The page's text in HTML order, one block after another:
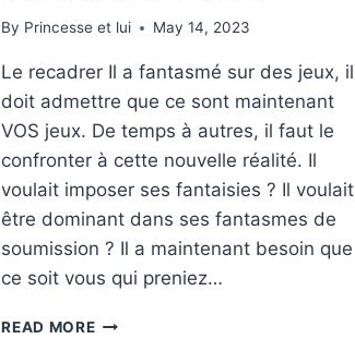
By Princesse et lui May 14, 2023
Le recadrer Il a fantasmé sur des jeux, il
doit admettre que ce sont maintenant
VOS jeux. De temps à autres, il faut le
confronter à cette nouvelle réalité. Il
voulait imposer ses fantaisies ? Il voulait
être dominant dans ses fantasmes de
soumission ? Il a maintenant besoin que
ce soit vous qui preniez…
READ MOREVOULOIR